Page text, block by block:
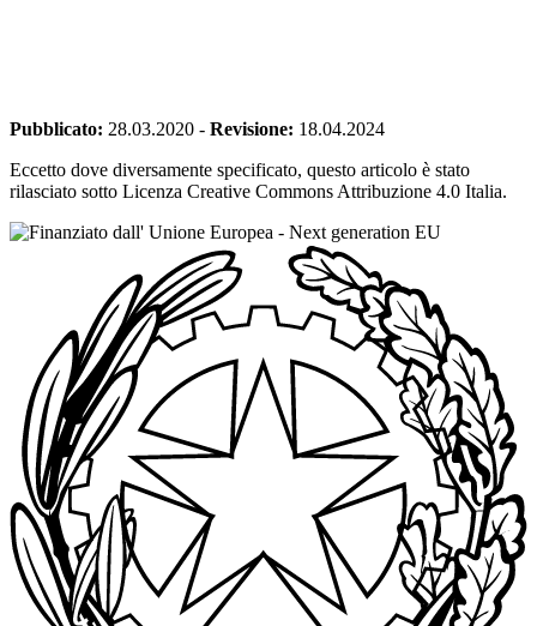
Pubblicato: 28.03.2020 - Revisione: 18.04.2024
Eccetto dove diversamente specificato, questo articolo è stato
rilasciato sotto Licenza Creative Commons Attribuzione 4.0 Italia.